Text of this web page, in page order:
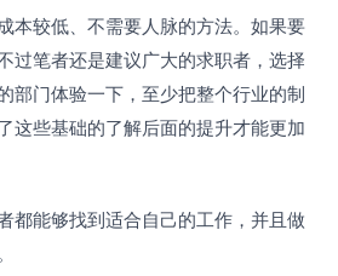
本较低、不需要人脉的方法。如果要
过笔者还是建议广大的求职者，选择
部门体验一下，至少把整个行业的制
这些基础的了解后面的提升才能更加
都能够找到适合自己的工作，并且做